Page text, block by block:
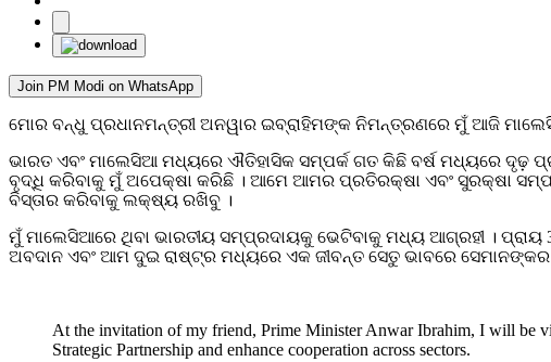
Join PM Modi on WhatsApp
ମୋର ବନ୍ଧୁ ପ୍ରଧାନମନ୍ତ୍ରୀ ଅନୱାର ଇବ୍ରାହିମଙ୍କ ନିମନ୍ତ୍ରଣରେ ମୁଁ ଆଜି
ଭାରତ ଏବଂ ମାଲେସିଆ ମଧ୍ୟରେ ଐତିହାସିକ ସମ୍ପର୍କ ଗତ କିଛି ବର୍ଷ ମଧ୍ୟରେ ଦୃଢ଼
ବୃଦ୍ଧି କରିବାକୁ ମୁଁ ଅପେକ୍ଷା କରିଛି । ଆମେ ଆମର ପ୍ରତିରକ୍ଷା ଏବଂ ସୁରକ୍ଷା
ବିସ୍ତାର କରିବାକୁ ଲକ୍ଷ୍ୟ ରଖିବୁ ।
ମୁଁ ମାଲେସିଆରେ ଥିବା ଭାରତୀୟ ସମ୍ପ୍ରଦାୟକୁ ଭେଟିବାକୁ ମଧ୍ୟ ଆଗ୍ରହୀ ।
ଅବଦାନ ଏବଂ ଆମ ଦୁଇ ରାଷ୍ଟ୍ର ମଧ୍ୟରେ ଏକ ଜୀବନ୍ତ ସେତୁ ଭାବରେ
At the invitation of my friend, Prime Minister Anwar Ibrahim, I will be
Strategic Partnership and enhance cooperation across sectors.